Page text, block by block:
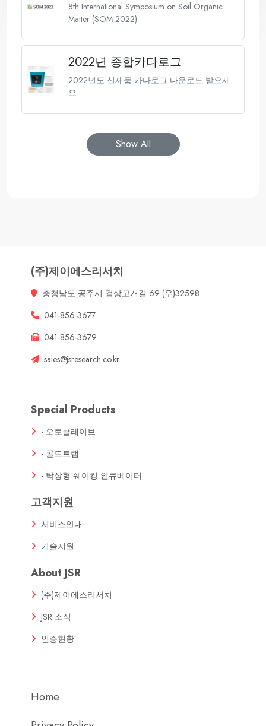
8th International Symposium on Soil Organic
Matter (SOM 2022)
2022년 종합카다로그
2022년도 신제품 카다로그 다운로드 받으세
요
Show All
(주)제이에스리서치
충청남도 공주시 검상고개길 69 (우)32598
041-856-3677
041-856-3679
sales@jsresearch.co.kr
Special Products
- 오토클레이브
- 콜드트랩
- 탁상형 쉐이킹 인큐베이터
고객지원
서비스안내
기술지원
About JSR
(주)제이에스리서치
JSR 소식
인증현황
Home